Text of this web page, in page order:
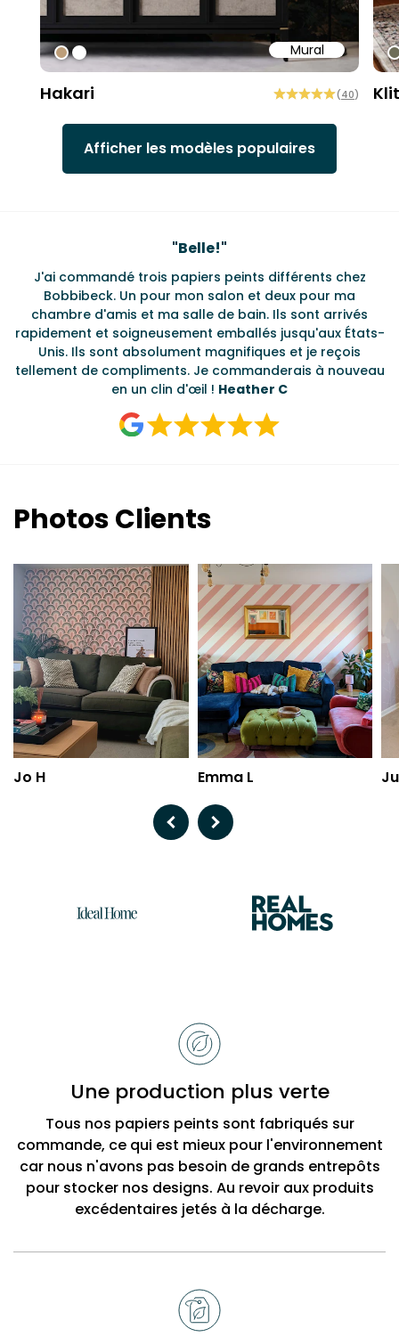
Mural
#bd9e7a
#ffffff
Hakari (40)
Afficher les modèles populaires
"Belle!"
J'ai commandé trois papiers peints différents chez
Bobbibeck. Un pour mon salon et deux pour ma
chambre d'amis et ma salle de bain. Ils sont arrivés
rapidement et soigneusement emballés jusqu'aux États-
Unis. Ils sont absolument magnifiques et je reçois
tellement de compliments. Je commanderais à nouveau
en un clin d'œil ! Heather C
Photos Clients
Jo H Emma L
Previous
Next
BobbiUne production plus verte
Tous nos papiers peints sont fabriqués sur
commande, ce qui est mieux pour l'environnement
car nous n'avons pas besoin de grands entrepôts
pour stocker nos designs. Au revoir aux produits
excédentaires jetés à la décharge.